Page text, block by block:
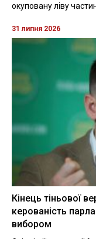
окуповану ліву
31 липня 2026
Кінець тіньової
керованість
вибором